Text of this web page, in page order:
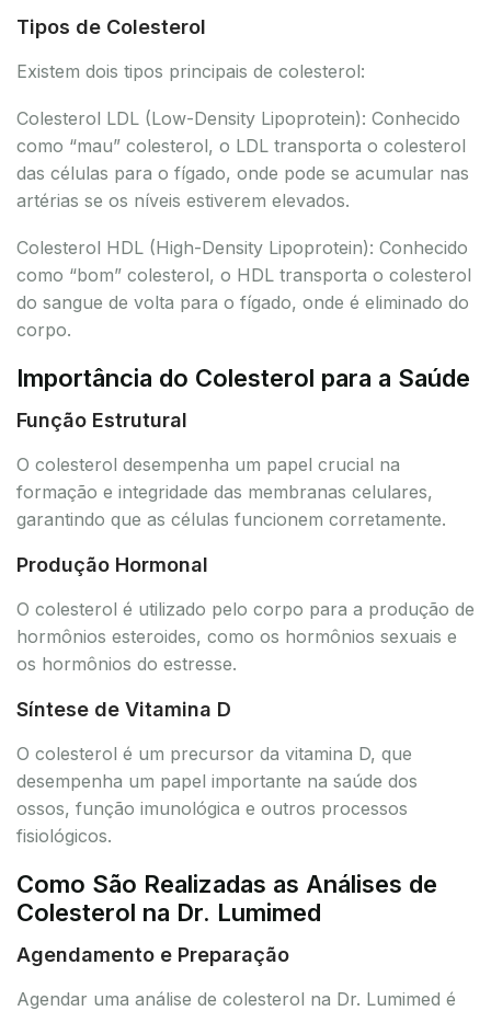
Tipos de Colesterol
Existem dois tipos principais de colesterol:
Colesterol LDL (Low-Density Lipoprotein): Conhecido
como “mau” colesterol, o LDL transporta o colesterol
das células para o fígado, onde pode se acumular nas
artérias se os níveis estiverem elevados.
Colesterol HDL (High-Density Lipoprotein): Conhecido
como “bom” colesterol, o HDL transporta o colesterol
do sangue de volta para o fígado, onde é eliminado do
corpo.
Importância do Colesterol para a Saúde
Função Estrutural
O colesterol desempenha um papel crucial na
formação e integridade das membranas celulares,
garantindo que as células funcionem corretamente.
Produção Hormonal
O colesterol é utilizado pelo corpo para a produção de
hormônios esteroides, como os hormônios sexuais e
os hormônios do estresse.
Síntese de Vitamina D
O colesterol é um precursor da vitamina D, que
desempenha um papel importante na saúde dos
ossos, função imunológica e outros processos
fisiológicos.
Como São Realizadas as Análises de
Colesterol na Dr. Lumimed
Agendamento e Preparação
Agendar uma análise de colesterol na Dr. Lumimed é